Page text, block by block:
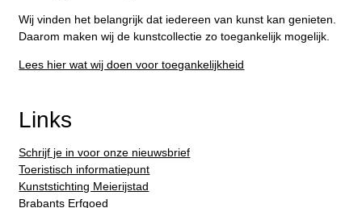
Wij vinden het belangrijk dat iedereen van kunst kan genieten.
Daarom maken wij de kunstcollectie zo toegankelijk mogelijk.
Lees hier wat wij doen voor toegankelijkheid
Links
Schrijf je in voor onze nieuwsbrief
Toeristisch informatiepunt
Kunststichting Meierijstad
Brabants Erfgoed